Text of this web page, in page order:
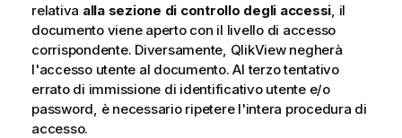
relativa alla sezione di controllo degli accessi , il
documento viene aperto con il livello di accesso
corrispondente. Diversamente, QlikView negherà
l'accesso utente al documento. Al terzo tentativo
errato di immissione di identificativo utente e/o
password, è necessario ripetere l'intera procedura di
accesso.